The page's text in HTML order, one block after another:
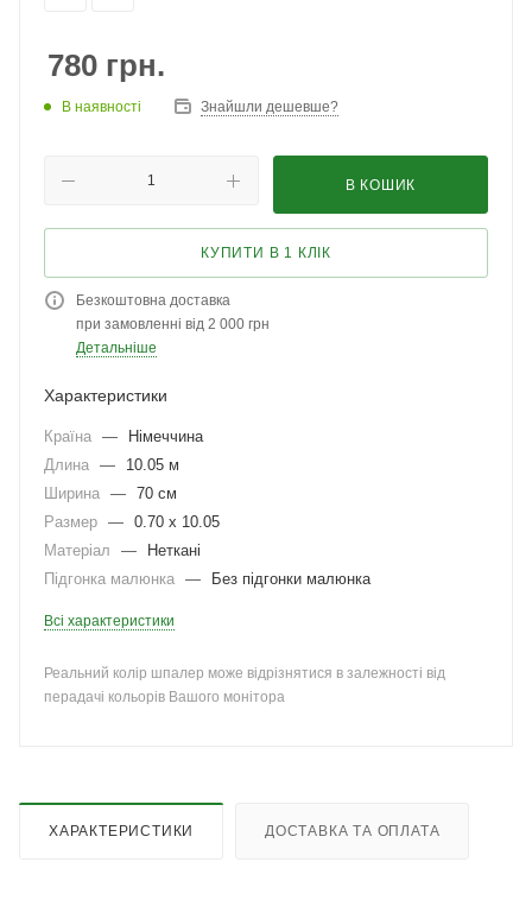
780 грн.
В наявності Знайшли дешевше?
В КОШИК
КУПИТИ В 1 КЛІК
Безкоштовна доставка
при замовленні від 2 000 грн
Детальніше
Характеристики
Країна —
Німеччина
Длина —
10.05 м
Ширина — 70 см
Размер — 0.70 x 10.05
Матеріал
—
Неткані
Підгонка малюнка — Без підгонки малюнка
Всі характеристики
Реальний колір шпалер може відрізнятися в залежності від
перадачі кольорів Вашого монітора
ХАРАКТЕРИСТИКИ ДОСТАВКА ТА ОПЛАТА